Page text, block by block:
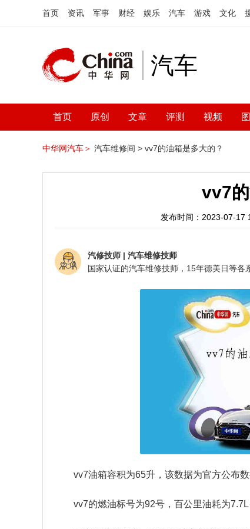
首页 资讯 军事 财经 娱乐 汽车 游戏 文化
汽车
首页 原创 文章 评测 视频
中华网汽车＞ 汽车维修间 > vv7的油箱是多大的？
vv7
发布时间：2023-07-17
汽修技师 | 汽车维修技师
vv7油箱容积为65升，该数据为官方公布数
vv7的燃油标号为92号，百公里油耗为